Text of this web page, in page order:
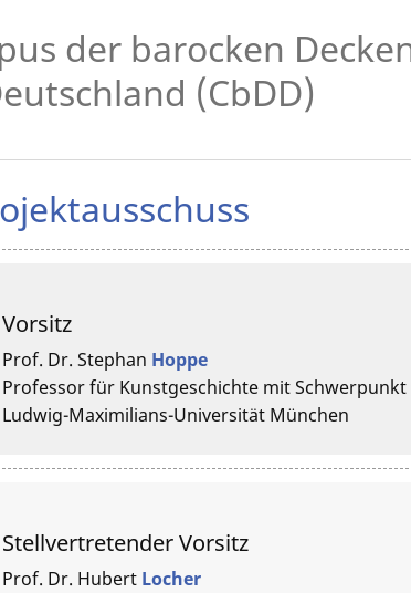
der barocken
(CbDD)
Vorsitz
Prof. Dr. Stephan Hoppe
Professor für Kunstgeschichte mit
Ludwig-Maximilians-Universität München
Stellvertretender Vorsitz
Prof. Dr. Hubert Locher